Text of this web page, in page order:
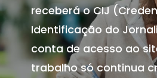
receberá o CIJ
Identificação do
conta de acesso ao
trabalho só continua